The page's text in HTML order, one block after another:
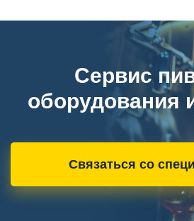
Сервис
оборудования
Связаться со